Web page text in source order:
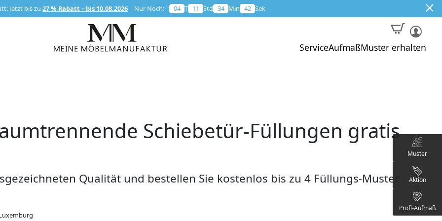
Jetzt bis zu 27 % Rabatt – bis 10.08.2026 Nur Noch: 04 T 11 Std 34 Min 41 Sek
ServiceAufmaßMuster erhalten
Schiebetür-Füllungen gratis
Qualität und bestellen Sie kostenlos bis zu 4 Füllungs-Muster
Muster
Aktion
Profi-Aufmaß